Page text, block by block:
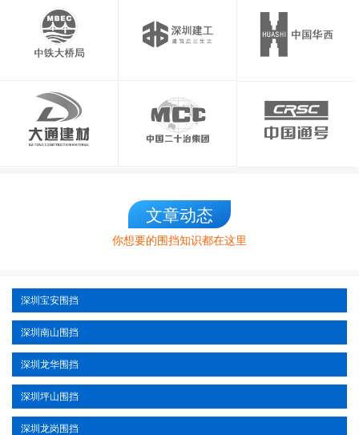
文章动态
你想要的围挡知识都在这里
深圳宝安围挡
深圳南山围挡
深圳龙华围挡
深圳坪山围挡
深圳龙岗围挡